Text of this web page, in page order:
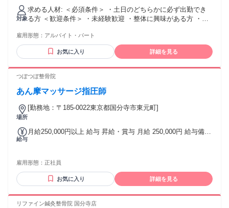
対象
求める人材: ＜必須条件＞ ・土日のどちらかに必ず出勤でき
る方 ＜歓迎条件＞ ・未経験歓迎 ・整体に興味がある方 ・も
ーツが好きな方 ・将来トレーナーを目指す方 ・接客が好きな
方 ・人と話すことが好きな方 意欲・人柄重視の採用です。
経験よりも、 「学びたい」「人の役に立ちたい」 という気持
雇用形態： アルバイト・パート
お気に入り 詳細を見る
つぼつぼ整骨院
あん摩マッサージ指圧師
場所
[勤務地：〒185-0022東京都国分寺市東元町]
給与
月給250,000円以上 給与 昇給・賞与 月給 250,000円 給与備
雇用形態： 正社員
お気に入り 詳細を見る
リファイン鍼灸整骨院 国分寺店